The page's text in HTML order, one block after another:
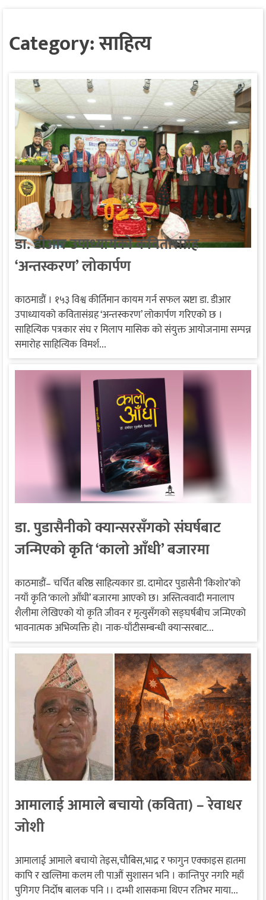
Category:साहित्य
डा. डीआर उपाध्यायको कवितासंग्रह
‘अन्तस्करण’ लोकार्पण
काठमाडौं । १५३ विश्व कीर्तिमान कायम गर्न सफल स्रष्टा डा. डीआर
उपाध्यायको कवितासंग्रह ‘अन्तस्करण’ लोकार्पण गरिएको छ ।
साहित्यिक पत्रकार संघ र मिलाप मासिक को संयुक्त आयोजनामा सम्पन्न
समारोह साहित्यिक विमर्श...
डा. पुडासैनीको क्यान्सरसँगको संघर्षबाट
जन्मिएको कृति ‘कालो आँधी’ बजारमा
काठमाडौं– चर्चित बरिष्ठ साहित्यकार डा. दामोदर पुडासैनी ‘किशोर’को
नयाँ कृति ‘कालो आँधी’ बजारमा आएको छ। अस्तित्ववादी मनालाप
शैलीमा लेखिएको यो कृति जीवन र मृत्युसँगको सङ्घर्षबीच जन्मिएको
भावनात्मक अभिव्यक्ति हो। नाक-घाँटीसम्बन्धी क्यान्सरबाट...
आमालाई आमाले बचायो (कविता) – रेवाधर
जोशी
आमालाई आमाले बचायो तेइस,चौबिस,भाद्र र फागुन एक्काइस हातमा
कापि र खल्तिमा कलम ली पाऔं सुशासन भनि । कान्तिपुर नगरि महाँ
पुगिगए निर्दोष बालक पनि ।। दम्भी शासकमा थिएन रतिभर माया...